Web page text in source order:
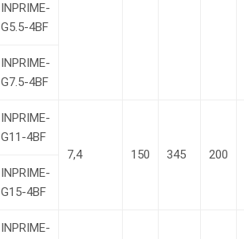
INPRIME-
G5.5-4BF
INPRIME-
G7.5-4BF
INPRIME-
G11-4BF
7,4
150 345
200
INPRIME-
G15-4BF
INPRIME-